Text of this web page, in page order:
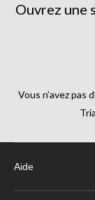
Ouvrez une
Vous n’avez pas
Aide